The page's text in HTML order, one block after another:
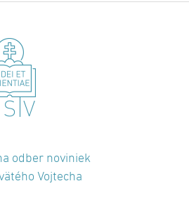
odber noviniek
Vojtecha